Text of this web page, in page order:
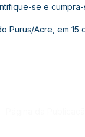
se e cumpra-
Purus/Acre, em 15